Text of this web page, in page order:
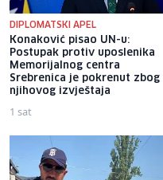
DIPLOMATSKI APEL
Konaković pisao UN-u:
Postupak protiv uposlenika
Memorijalnog centra
Srebrenica je pokrenut zbog
njihovog izvještaja
1 sat